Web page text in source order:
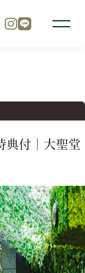
典付｜大聖堂